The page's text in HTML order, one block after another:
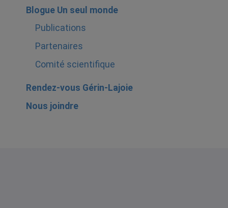
Blogue Un seul monde
Publications
Partenaires
Comité scientifique
Rendez-vous Gérin-Lajoie
Nous joindre